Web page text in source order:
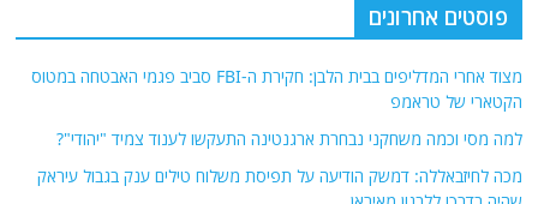
פוסטים אחרונים
מצוד אחרי המדליפים בבית הלבן: חקירת ה-FBI סביב פגמי האבטחה במטוס
הקטארי של טראמפ
למה מסי וכמה משחקני נבחרת ארגנטינה התעקשו לענוד צמיד "יהודי"?
מכה לחיזבאללה: דמשק הודיעה על תפיסת משלוח טילים ענק בגבול עיראק